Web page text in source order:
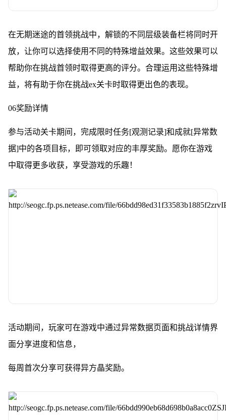
在无期迷途的首领挑战中，解锁的不同层级装备栏将同时开
放，让你可以选择使用不同的特殊增益效果。这些效果可以
帮助你在挑战首领时取得更高的评分。合理运用这些特殊增
益，将有助于你在挑战ex关卡时取得更出色的表现。
06奖励详情
参与活动关卡期间，完成限时任务[观测记录]和成就[异常数
据]中的各项目标，即可领取对应的丰厚奖励。愿你在游戏
中取得更多收获，享受游戏的乐趣！
活动期间，玩家可在游戏中通过异常数据页面和挑战详情界
面分享进度和信息，
每周首次分享可获得异方晶奖励。